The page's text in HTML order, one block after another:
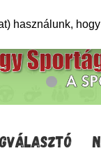
használunk,